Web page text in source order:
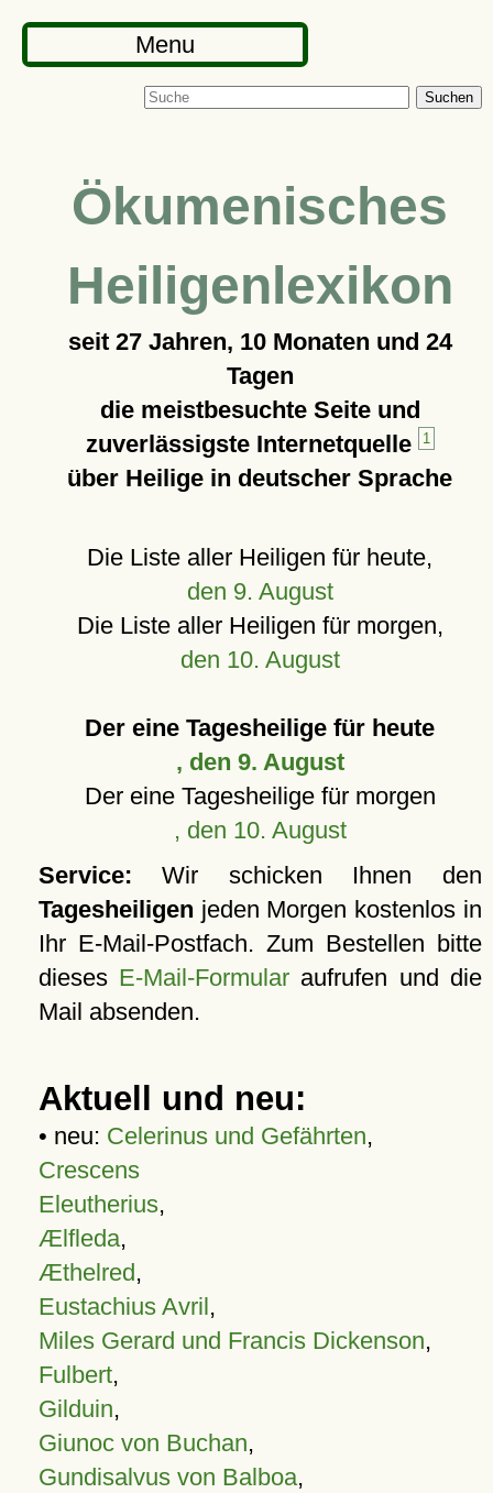
Menu
Suchen
Ökumenisches
Heiligenlexikon
seit 27 Jahren, 10 Monaten und 24
Tagen
die meistbesuchte Seite und
zuverlässigste Internetquelle
1
über Heilige in deutscher Sprache
Die Liste aller Heiligen für heute,
den 9. August
Die Liste aller Heiligen für morgen,
den 10. August
Der eine Tagesheilige für heute
, den 9. August
Der eine Tagesheilige für morgen
, den 10. August
Service: Wir schicken Ihnen den
Tagesheiligen jeden Morgen kostenlos in
Ihr E-Mail-Postfach. Zum Bestellen bitte
dieses E-Mail-Formular aufrufen und die
Mail absenden.
Aktuell und neu:
• neu: Celerinus und Gefährten,
Crescens
Eleutherius,
Ælfleda,
Æthelred,
Eustachius Avril,
Miles Gerard und Francis Dickenson,
Fulbert,
Gilduin,
Giunoc von Buchan,
Gundisalvus von Balboa,